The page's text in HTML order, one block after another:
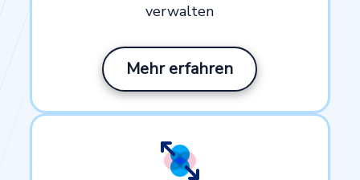
verwalten
Mehr erfahren